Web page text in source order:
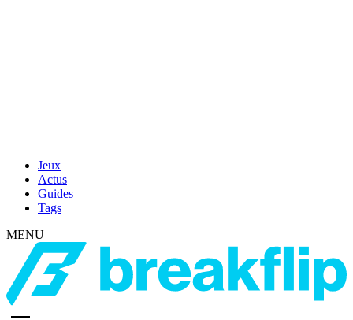
Jeux
Actus
Guides
Tags
MENU